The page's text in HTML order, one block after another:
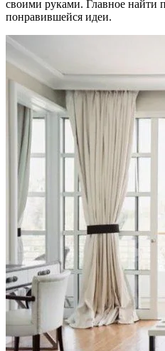
своими руками. Главное найти
понравившейся идеи.